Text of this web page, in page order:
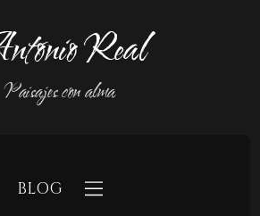
Real
Paisajes con alma
BLOG